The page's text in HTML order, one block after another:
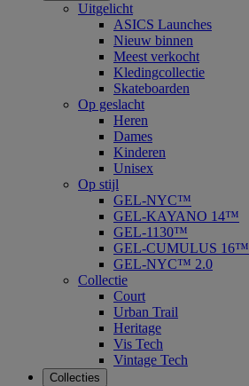
Uitgelicht
ASICS Launches
Nieuw binnen
Meest verkocht
Kledingcollectie
Skateboarden
Op geslacht
Heren
Dames
Kinderen
Unisex
Op stijl
GEL-NYC™
GEL-KAYANO 14™
GEL-1130™
GEL-CUMULUS 16™
GEL-NYC™ 2.0
Collectie
Court
Urban Trail
Heritage
Vis Tech
Vintage Tech
Collecties